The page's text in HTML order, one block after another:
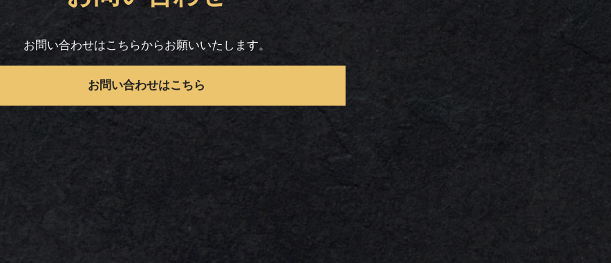
お問い合わせはこちらからお願いいたします。
お問い合わせはこちら